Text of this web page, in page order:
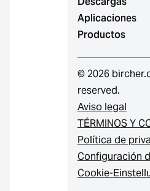
Aplicaciones
Productos
© 2026
reserved.
Aviso legal
TÉRMINOS Y
Política de
Configuración
Cookie-